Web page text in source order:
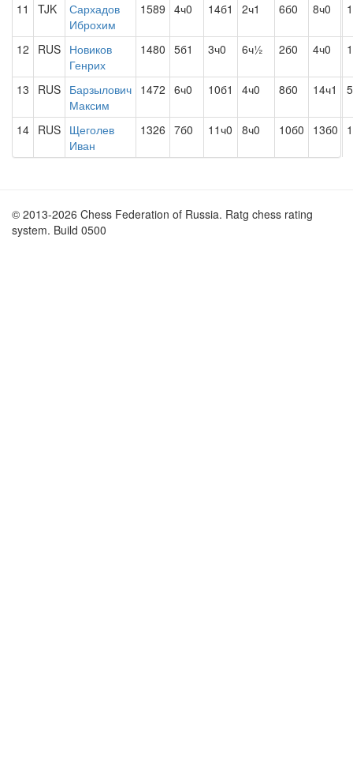
11 TJK
Сархадов
Иброхим
1589 4ч0 14б1 2ч1 6б0 8ч0
12 RUS Новиков
Генрих
1480 5б1 3ч0 6ч½ 2б0 4ч0
13 RUS Барзылович
Максим
1472 6ч0 10б1 4ч0 8б0 14ч1
14 RUS Щеголев
Иван
1326 7б0 11ч0 8ч0 10б0 13б0
© 2013-2026 Chess Federation of Russia. Ratg chess rating
system. Build 0500